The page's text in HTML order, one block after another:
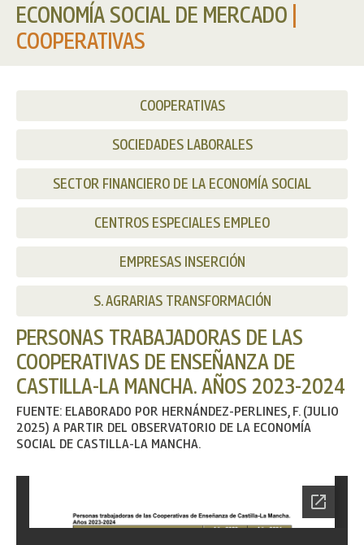
ECONOMÍA SOCIAL DE MERCADO
COOPERATIVAS
COOPERATIVAS
SOCIEDADES LABORALES
SECTOR FINANCIERO DE LA ECONOMÍA SOCIAL
CENTROS ESPECIALES EMPLEO
EMPRESAS INSERCIÓN
S. AGRARIAS TRANSFORMACIÓN
PERSONAS TRABAJADORAS DE LAS
COOPERATIVAS DE ENSEÑANZA DE
CASTILLA-LA MANCHA. AÑOS 2023-2024
FUENTE: ELABORADO POR HERNÁNDEZ-PERLINES, F. (JULIO
2025) A PARTIR DEL OBSERVATORIO DE LA ECONOMÍA
SOCIAL DE CASTILLA-LA MANCHA.